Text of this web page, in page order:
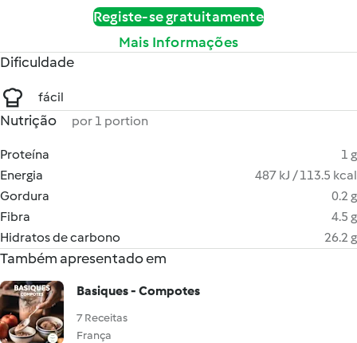
Registe-se gratuitamente
Mais Informações
Dificuldade
fácil
Nutrição por 1 portion
Proteína
1 g
Energia
487 kJ / 113.5 kcal
Gordura
0.2 g
Fibra
4.5 g
Hidratos de carbono
26.2 g
Também apresentado em
Basiques - Compotes
7 Receitas
França